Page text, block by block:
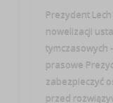
Prezydent
nowelizacji
tymczasowych
prasowe
zabezpieczyć
przed